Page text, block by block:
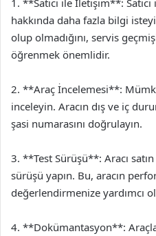
hakkında daha fazla bilgi
olup olmadığını, servis
öğrenmek önemlidir.
2. **Araç İncelemesi**:
inceleyin. Aracın dış ve iç
şasi numarasını doğrulayın.
3. **Test Sürüşü**: Aracı
sürüşü yapın. Bu, aracın
değerlendirmenize yardımcı
4. **Dokümantasyon**: